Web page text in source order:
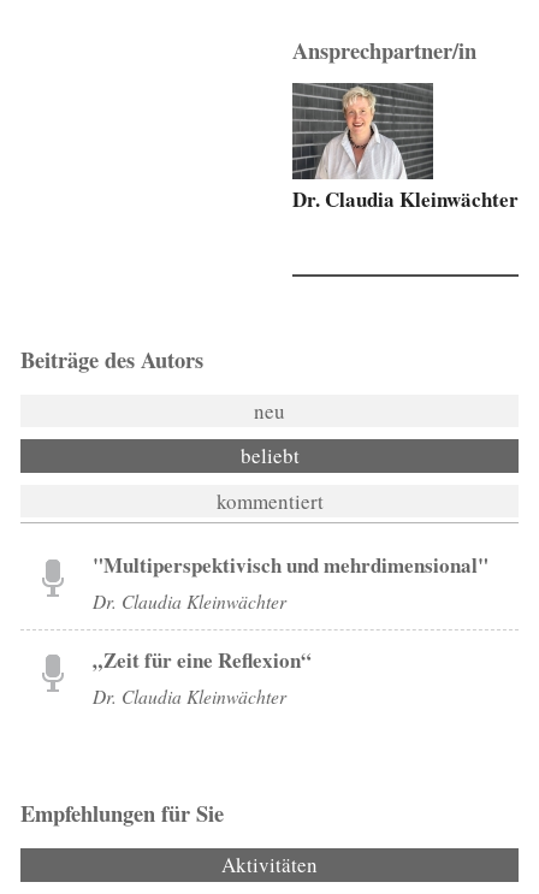
Ansprechpartner/in
Dr. Claudia Kleinwächter
Beiträge des Autors
neu
beliebt
kommentiert
"Multiperspektivisch und mehrdimensional"
Dr. Claudia Kleinwächter
„Zeit für eine Reflexion“
Dr. Claudia Kleinwächter
Empfehlungen für Sie
Aktivitäten